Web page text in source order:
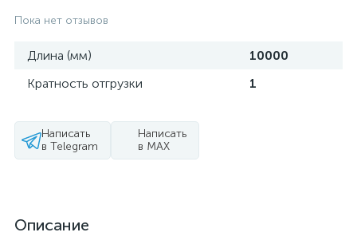
Пока нет отзывов
Длина (мм)
10000
Кратность отгрузки
1
Написать
в Telegram
Написать
в MAX
Описание